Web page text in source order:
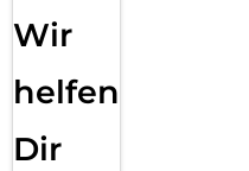
Wir
helfen
Dir